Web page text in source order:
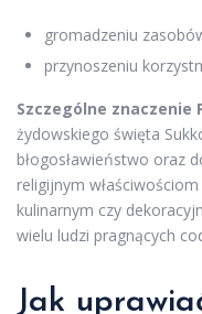
gromadzeniu
przynoszeniu
Szczególne znaczenie
żydowskiego święta
błogosławieństwo oraz
religijnym
kulinarnym czy
wielu ludzi pragnących
Jak